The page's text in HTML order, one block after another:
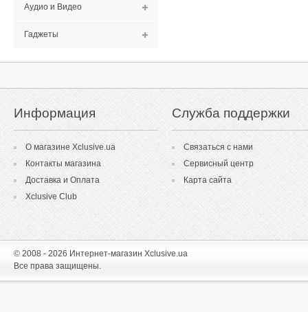
Аудио и Видео
Гаджеты
Информация
О магазине Xclusive.ua
Контакты магазина
Доставка и Оплата
Xclusive Club
Служба поддержки
Связаться с нами
Сервисный центр
Карта сайта
© 2008 - 2026 Интернет-магазин Xclusive.ua
Все права защищены.